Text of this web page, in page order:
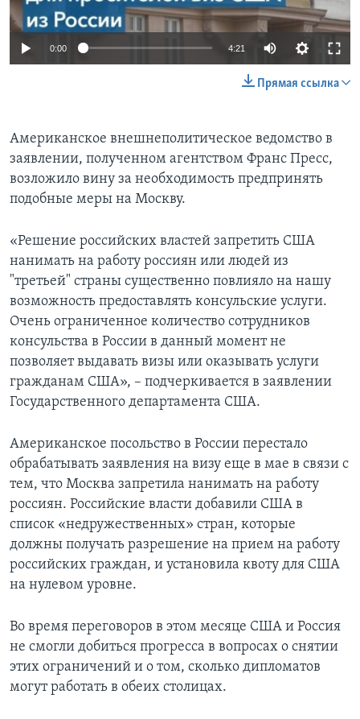
0:00 4:21
Прямая ссылка
Американское внешнеполитическое ведомство в
заявлении, полученном агентством Франс Пресс,
возложило вину за необходимость предпринять
подобные меры на Москву.
«Решение российских властей запретить США
нанимать на работу россиян или людей из
"третьей" страны существенно повлияло на нашу
возможность предоставлять консульские услуги.
Очень ограниченное количество сотрудников
консульства в России в данный момент не
позволяет выдавать визы или оказывать услуги
гражданам США», – подчеркивается в заявлении
Государственного департамента США.
Американское посольство в России перестало
обрабатывать заявления на визу еще в мае в связи с
тем, что Москва запретила нанимать на работу
россиян. Российские власти добавили США в
список «недружественных» стран, которые
должны получать разрешение на прием на работу
российских граждан, и установила квоту для США
на нулевом уровне.
Во время переговоров в этом месяце США и Россия
не смогли добиться прогресса в вопросах о снятии
этих ограничений и о том, сколько дипломатов
могут работать в обеих столицах.